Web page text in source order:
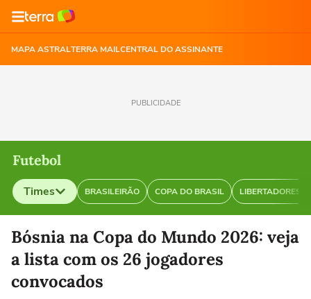
MAPA ASTRALTERRA MAILCENTRAL DO ASSINANTE
PUBLICIDADE
Futebol
Times BRASILEIRÃO COPA DO BRASIL LIBERTADORES
Selecione o time para ver as notícias
Bósnia na Copa do Mundo 2026: veja
a lista com os 26 jogadores
convocados